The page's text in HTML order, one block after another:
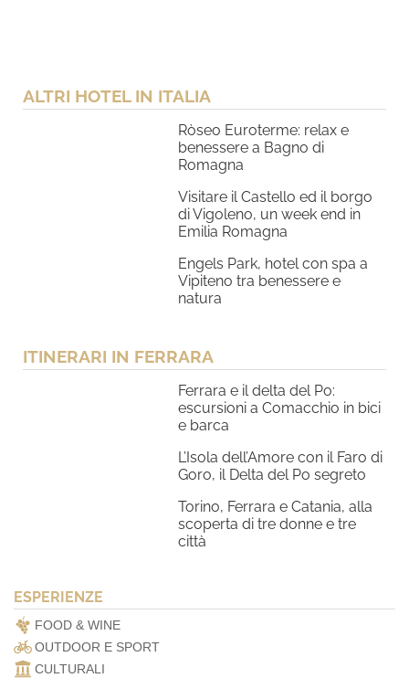
ALTRI HOTEL IN ITALIA
Ròseo Euroterme: relax e
benessere a Bagno di
Romagna
Visitare il Castello ed il borgo
di Vigoleno, un week end in
Emilia Romagna
Engels Park, hotel con spa a
Vipiteno tra benessere e
natura
ITINERARI IN FERRARA
Ferrara e il delta del Po:
escursioni a Comacchio in bici
e barca
L’Isola dell’Amore con il Faro di
Goro, il Delta del Po segreto
Torino, Ferrara e Catania, alla
scoperta di tre donne e tre
città
ESPERIENZE
FOOD & WINE
OUTDOOR E SPORT
CULTURALI